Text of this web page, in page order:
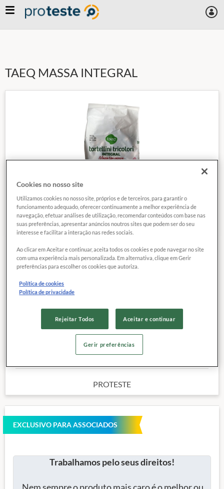
Skip
to
TAEQ MASSA INTEGRAL
Exclusivo para
associados
COMPARAR
Categoria:MACARRÃO INTEGRAL
Peso de referência para o preço:500,00 kg
Outras características
PROTESTE
EXCLUSIVO PARA ASSOCIADOS
Trabalhamos pelo seus direitos!
Cookies no nosso site
Utilizamos cookies no nosso site, próprios e de terceiros, para garantir o
funcionamento adequado, oferecer continuamente a melhor experiência de
navegação, efetuar análises de utilização, recomendar conteúdos com base nas
suas preferências, apresentar anúncios noutros sites que podem ser do seu
interesse e facilitar a interação nas redes sociais.
Ao clicar em Aceitar e continuar, aceita todos os cookies e pode navegar no site
com uma experiência mais personalizada. Em alternativa, clique em Gerir
preferências para escolher os cookies que autoriza.
Política de cookies
Política de privacidade
Rejeitar Todos Aceitar e continuar
Gerir preferências